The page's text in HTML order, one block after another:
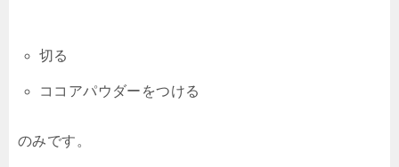
切る
ココアパウダーをつける
のみです。